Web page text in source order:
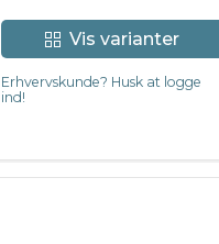
Vis varianter
Erhvervskunde? Husk at logge
ind!